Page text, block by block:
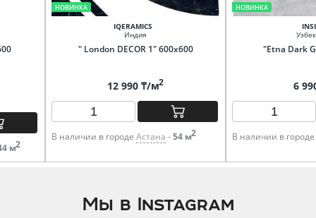
м2
НОВИНКА
IQERAMICS
Индия
" London DECOR 1" 600х600
12 990 ₸/м2
В наличии в городе Астана -54 м2
НОВИНКА
"Etna Dark
6
В наличии в городе
Мы в Instagram